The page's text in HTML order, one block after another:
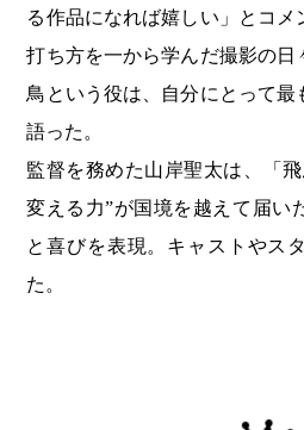
る作品になれば嬉しい」とコ
打ち方を一から学んだ撮影の
鳥という役は、自分にとって最
語った。
監督を務めた山岸聖太は、「
変える力”が国境を越えて届い
と喜びを表現。キャストやス
た。